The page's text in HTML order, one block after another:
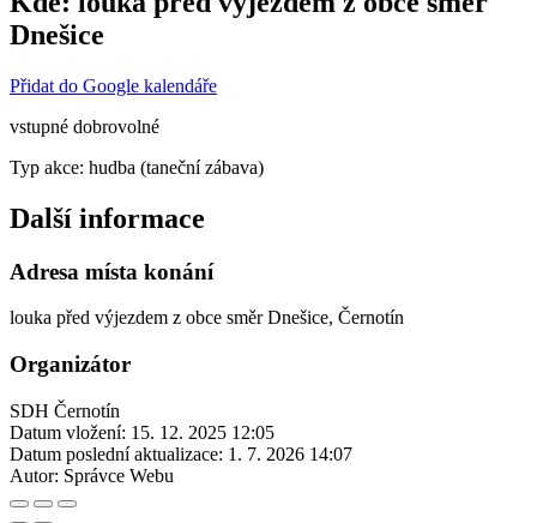
Dnešice
Přidat do Google kalendáře
vstupné dobrovolné
Typ akce: hudba (taneční zábava)
Další informace
Adresa místa konání
louka před výjezdem z obce směr Dnešice, Černotín
Organizátor
SDH Černotín
Datum vložení: 15. 12. 2025 12:05
Datum poslední aktualizace: 1. 7. 2026 14:07
Autor: Správce Webu